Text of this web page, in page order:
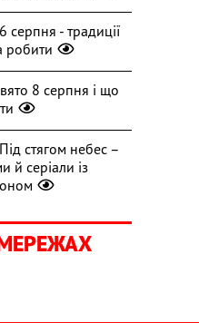
серпня - традиції
робити
8 серпня і що
стягом небес –
й серіали із